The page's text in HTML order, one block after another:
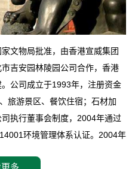
文物局批准，由香港宣威集团
吉安园林陵园公司合作，香港
公司成立于1993年，注册资金
旅游景区、餐饮住宿；石材加
执行董事会制度，2004年通过
环境管理体系认证。2004年